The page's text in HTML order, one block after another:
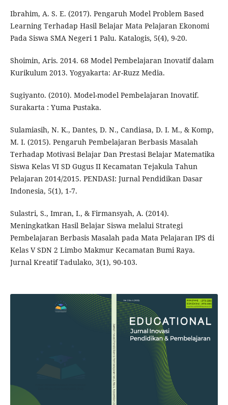
Ibrahim, A. S. E. (2017). Pengaruh Model Problem Based
Learning Terhadap Hasil Belajar Mata Pelajaran Ekonomi
Pada Siswa SMA Negeri 1 Palu. Katalogis, 5(4), 9-20.
Shoimin, Aris. 2014. 68 Model Pembelajaran Inovatif dalam
Kurikulum 2013. Yogyakarta: Ar-Ruzz Media.
Sugiyanto. (2010). Model-model Pembelajaran Inovatif.
Surakarta : Yuma Pustaka.
Sulamiasih, N. K., Dantes, D. N., Candiasa, D. I. M., & Komp,
M. I. (2015). Pengaruh Pembelajaran Berbasis Masalah
Terhadap Motivasi Belajar Dan Prestasi Belajar Matematika
Siswa Kelas VI SD Gugus II Kecamatan Tejakula Tahun
Pelajaran 2014/2015. PENDASI: Jurnal Pendidikan Dasar
Indonesia, 5(1), 1-7.
Sulastri, S., Imran, I., & Firmansyah, A. (2014).
Meningkatkan Hasil Belajar Siswa melalui Strategi
Pembelajaran Berbasis Masalah pada Mata Pelajaran IPS di
Kelas V SDN 2 Limbo Makmur Kecamatan Bumi Raya.
Jurnal Kreatif Tadulako, 3(1), 90-103.